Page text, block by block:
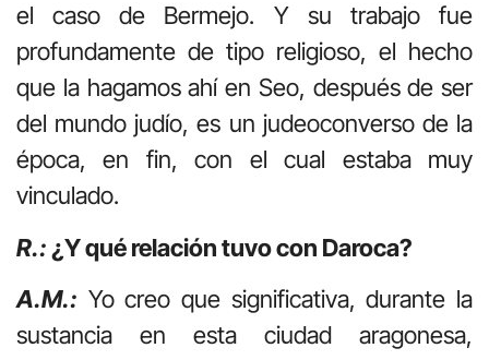
el caso de Bermejo. Y su trabajo fue
profundamente de tipo religioso, el hecho
que la hagamos ahí en Seo, después de ser
del mundo judío, es un judeoconverso de la
época, en fin, con el cual estaba muy
vinculado.
R.: ¿Y qué relación tuvo con Daroca?
A.M.: Yo creo que significativa, durante la
sustancia en esta ciudad aragonesa,